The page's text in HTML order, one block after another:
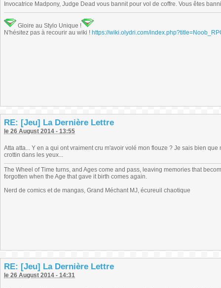
Invocatrice Madpony, Judge Dead vous bannit pour vol de coffre. Vous êtes
Gloire au Stylo Unique !
N'hésitez pas à recourir au wiki ! https://wiki.olydri.com/
RE: [Jeu] La Dernière Lettre
le 26 August 2014 - 13:55
Atta atta... Y en a qui ont vraiment cru m'avoir volé mon flouze ? Je sais bien
crottin dans les yeux...
The Wheel of Time turns, and Ages come and pass, leaving memories that
forgotten when the Age that gave it birth comes again.
Nerd de comics et de mangas, Grand Méchant MJ, écureuil chaotique
RE: [Jeu] La Dernière Lettre
le 26 August 2014 - 14:31